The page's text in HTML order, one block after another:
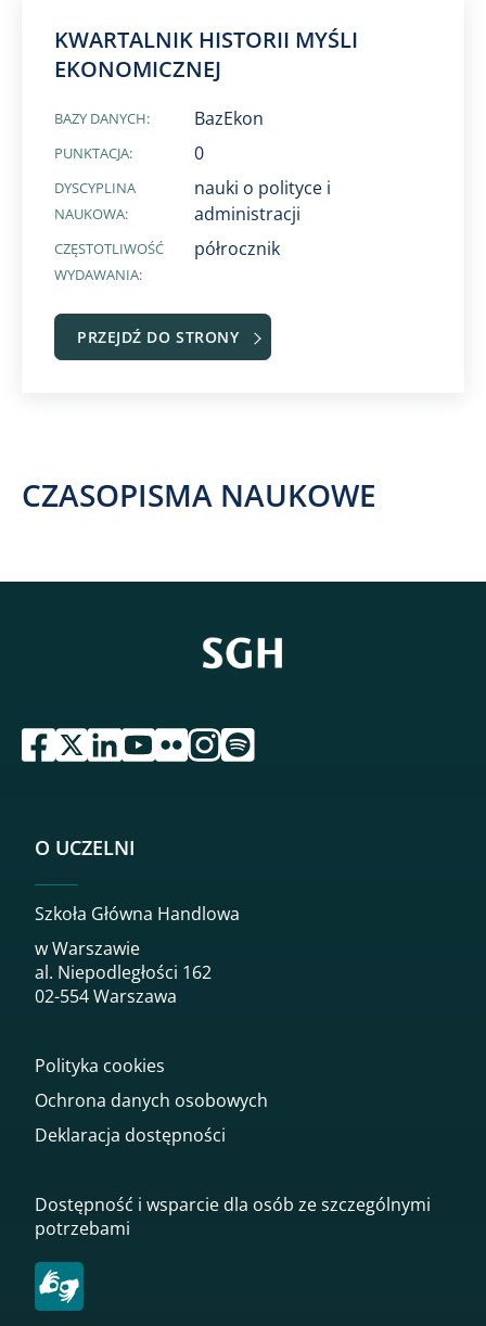
KWARTALNIK HISTORII MYŚLI
EKONOMICZNEJ
BAZY DANYCH: BazEkon
PUNKTACJA: 0
DYSCYPLINA
NAUKOWA:
nauki o polityce i
administracji
CZĘSTOTLIWOŚĆ
WYDAWANIA:
półrocznik
PRZEJDŹ DO STRONY
CZASOPISMA NAUKOWE
przejdź do serwisu facebook sgh
przejdź do serwisu twitter sgh
przejdź do serwisu linkedin sgh
przejdź do serwisu youtube sgh
przejdź do serwisu flickr sgh
przejdź do serwisu instagram sgh
przejdź do serwisu spotify sgh
O UCZELNI
Szkoła Główna Handlowa
w Warszawie
al. Niepodległości 162
02-554 Warszawa
Polityka cookies
Ochrona danych osobowych
Deklaracja dostępności
Dostępność i wsparcie dla osób ze szczególnymi
potrzebami